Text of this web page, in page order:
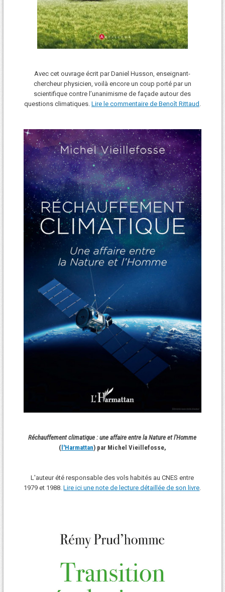
Avec cet ouvrage écrit par Daniel Husson, enseignant-
chercheur physicien, voilà encore un coup porté par un
scientifique contre l’unanimisme de façade autour des
questions climatiques. Lire le commentaire de Benoît Rittaud
Réchauffement climatique : une affaire entre la Nature et l'Homme
(l'Harmattan) par Michel Vieillefosse,
L'auteur été responsable des vols habités au CNES entre
1979 et 1988.Lire ici une note de lecture détaillée de son livre